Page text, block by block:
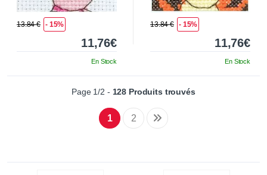
13.84 € - 15%
11,76€
En Stock
13.84 € - 15%
11,76€
En Stock
Page 1/2 - 128 Produits trouvés
1 2